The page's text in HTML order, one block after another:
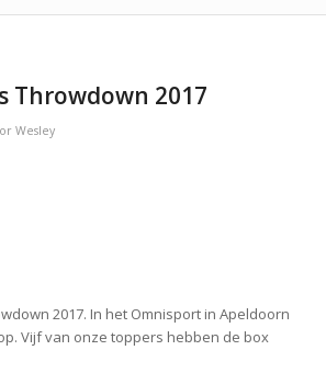
Throwdown 2017
Wesley
2017. In het Omnisport in Apeldoorn
Vijf van onze toppers hebben de box